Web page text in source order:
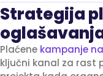
Strategija
Plaćene kampanje
ključni kanal za rast